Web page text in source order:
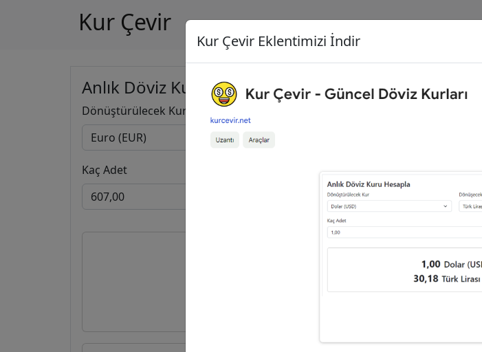
Kur Çevir
Anlık Döviz Kuru Hesapla
Dönüştürülecek Kur
Kaç Adet
Euro (EUR)
Kur Çevir Eklentimizi İndir